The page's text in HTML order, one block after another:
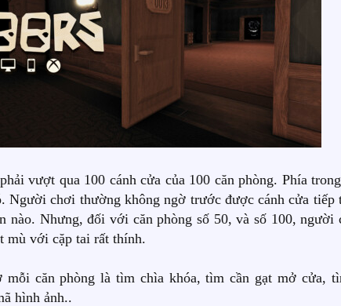
vượt qua 100 cánh cửa của 100 căn phòng. Phía
Người chơi thường không ngờ trước được cánh cửa tiếp
nào. Nhưng, đối với căn phòng số 50, và số 100, người
mù với cặp tai rất thính.
mỗi căn phòng là tìm chìa khóa, tìm cần gạt mở cửa,
hình ảnh..